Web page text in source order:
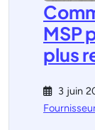
MSP
plus
3 juin